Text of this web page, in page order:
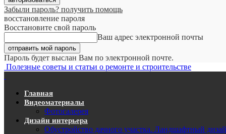
Забыли пароль? получить помощь
восстановление пароля
Восстановите свой пароль
Ваш адрес электронной почты
Пароль будет выслан Вам по электронной почте.
Полезные советы и статьи о ремонте и строительстве
Главная
Видеоматериалы
Фотогалерея
Дизайн интерьера
Обустройство дачного участка. Ландшафтный